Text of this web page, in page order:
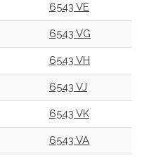
6543 VE
6543 VG
6543 VH
6543 VJ
6543 VK
6543 VA